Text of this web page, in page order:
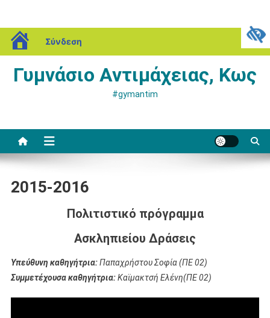
blogs.sch.gr
Σύνδεση
Μεταπηδήστε
στο
Γυμνάσιο Αντιμάχειας, Κως
#gymantim
2015-2016
Πολιτιστικό πρόγραμμα
Ασκληπιείου Δράσεις
Υπεύθυνη καθηγήτρια:Παπαχρήστου Σοφία (ΠΕ 02)
Συμμετέχουσα καθηγήτρια:Καϊμακτσή Ελένη(ΠΕ 02)